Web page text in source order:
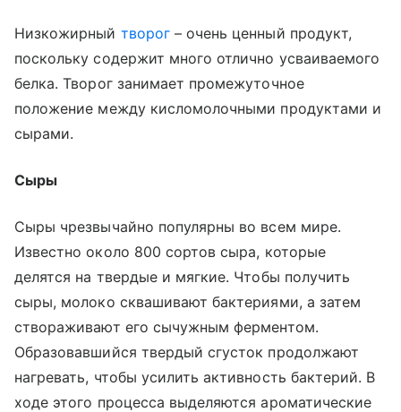
Низкожирный творог– очень ценный продукт,
поскольку содержит много отлично усваиваемого
белка. Творог занимает промежуточное
положение между кисломолочными продуктами и
сырами.
Сыры
Сыры чрезвычайно популярны во всем мире.
Известно около 800 сортов сыра, которые
делятся на твердые и мягкие. Чтобы получить
сыры, молоко сквашивают бактериями, а затем
створаживают его сычужным ферментом.
Образовавшийся твердый сгусток продолжают
нагревать, чтобы усилить активность бактерий. В
ходе этого процесса выделяются ароматические